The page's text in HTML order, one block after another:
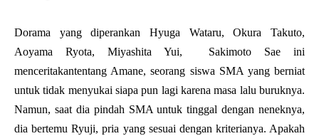
Dorama yang diperankan Hyuga Wataru, Okura Takuto,
Aoyama Ryota, Miyashita Yui, Sakimoto Sae ini
menceritakantentang Amane, seorang siswa SMA yang berniat
untuk tidak menyukai siapa pun lagi karena masa lalu buruknya.
Namun, saat dia pindah SMA untuk tinggal dengan neneknya,
dia bertemu Ryuji, pria yang sesuai dengan kriterianya. Apakah